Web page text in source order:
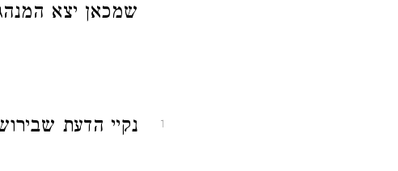
שמכאן יצא
1 נקיי הדעת